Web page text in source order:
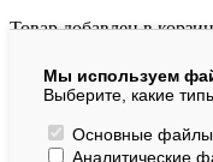
Мы используем
Выберите, какие
Основные
Аналитические
Товар добавлен в
В корзине:шт.